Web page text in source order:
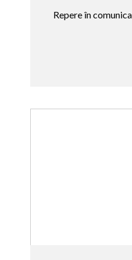
Repere în